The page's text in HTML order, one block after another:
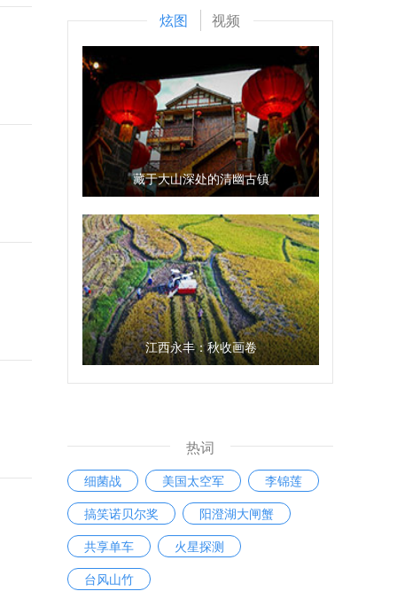
炫图 视频
藏于大山深处的清幽古镇
江西永丰：秋收画卷
热词
细菌战 美国太空军
李锦莲
搞笑诺贝尔奖
阳澄湖大闸蟹
共享单车
火星探测
台风山竹